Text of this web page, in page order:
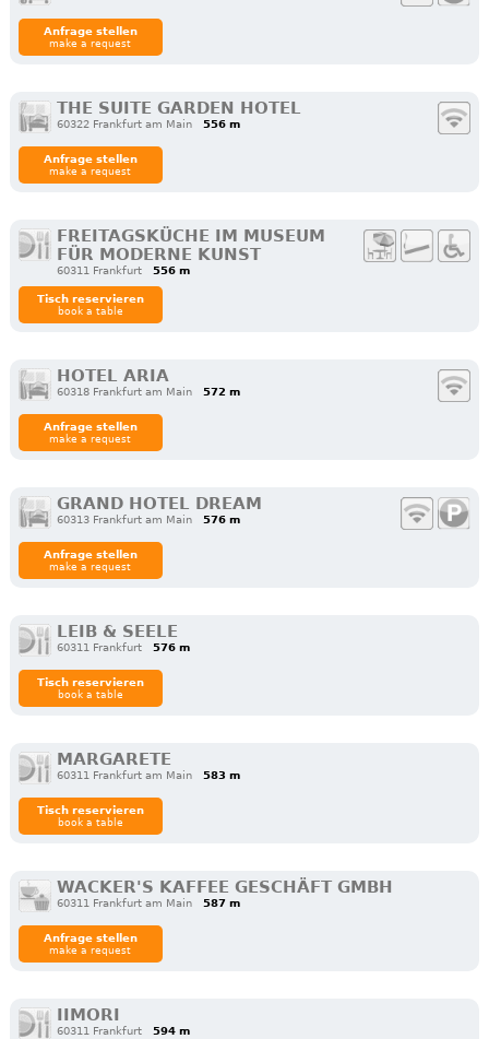
Anfrage stellen
make a request
THE SUITE GARDEN HOTEL
60322 Frankfurt am Main 556 m
Anfrage stellen
make a request
FREITAGSKÜCHE IM MUSEUM
FÜR MODERNE KUNST
60311 Frankfurt 556 m
Tisch reservieren
book a table
HOTEL ARIA
60318 Frankfurt am Main 572 m
Anfrage stellen
make a request
GRAND HOTEL DREAM
60313 Frankfurt am Main 576 m
Anfrage stellen
make a request
LEIB & SEELE
60311 Frankfurt 576 m
Tisch reservieren
book a table
MARGARETE
60311 Frankfurt am Main 583 m
Tisch reservieren
book a table
WACKER'S KAFFEE GESCHÄFT GMBH
60311 Frankfurt am Main 587 m
Anfrage stellen
make a request
IIMORI
60311 Frankfurt 594 m